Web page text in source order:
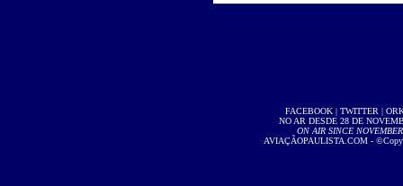
FACEBOOK| TWITTER |
NO AR DESDE 28 DE
ON AIR SINCE
AVIAÇÃOPAULISTA.COM -